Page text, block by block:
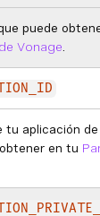
puede
Vonage
tu aplicación
en tu